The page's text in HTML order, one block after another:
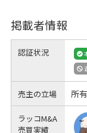
掲載者情報
認証状況
売主の立場 所
ラッコM&A
売買実績